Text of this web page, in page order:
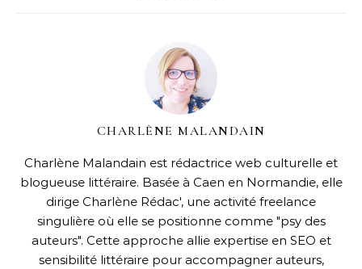
CHARLÈNE MALANDAIN
Charlène Malandain est rédactrice web culturelle et
blogueuse littéraire. Basée à Caen en Normandie, elle
dirige Charlène Rédac', une activité freelance
singulière où elle se positionne comme "psy des
auteurs". Cette approche allie expertise en SEO et
sensibilité littéraire pour accompagner auteurs,